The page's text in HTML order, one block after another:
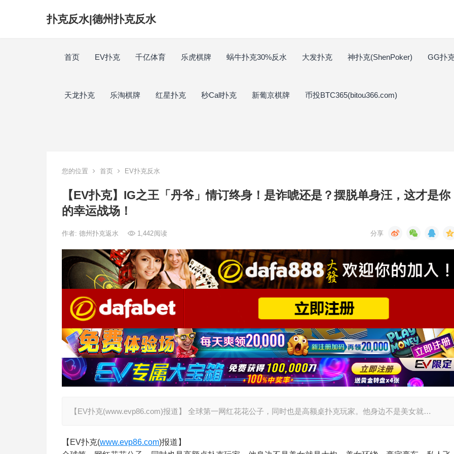
扑克反水|德州扑克反水
首页 EV扑克 千亿体育 乐虎棋牌 蜗牛扑克30%反水 大发扑克 神扑克(ShenPoker) GG扑
天龙扑克 乐淘棋牌 红星扑克 秒Call扑克 新葡京棋牌 币投BTC365(bitou366.com)
您的位置 首页 EV扑克反水
【EV扑克】IG之王「丹爷」情订终身！是诈唬还是？摆脱单身汪，这才是你
的幸运战场！
作者: 德州扑克返水 1,442阅读
【EV扑克(www.evp86.com)报道】 全球第一网红花花公子，同时也是高额桌扑克玩家。他身边不是美女就…
【EV扑克(www.evp86.com)报道】